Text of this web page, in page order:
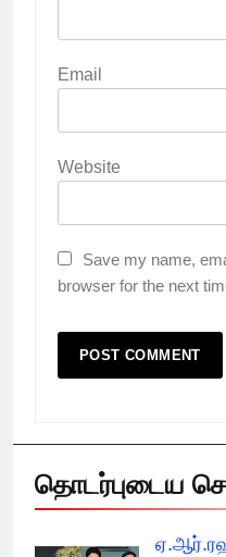
Email
Website
Save my name,
browser for the next
தொடர்புடைய